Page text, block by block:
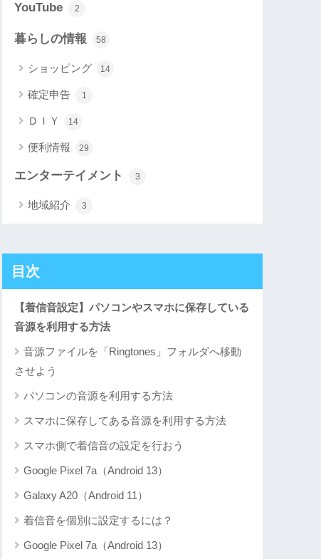
YouTube 2
暮らしの情報 58
ショッピング 14
確定申告 1
ＤＩＹ 14
便利情報 29
エンターテイメント 3
地域紹介 3
目次
【着信音設定】パソコンやスマホに保存している
音源を利用する方法
音源ファイルを「Ringtones」フォルダへ移動
させよう
パソコンの音源を利用する方法
スマホに保存してある音源を利用する方法
スマホ側で着信音の設定を行おう
Google Pixel 7a（Android 13）
Galaxy A20（Android 11）
着信音を個別に設定するには？
Google Pixel 7a（Android 13）